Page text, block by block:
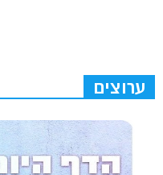
ערוצים